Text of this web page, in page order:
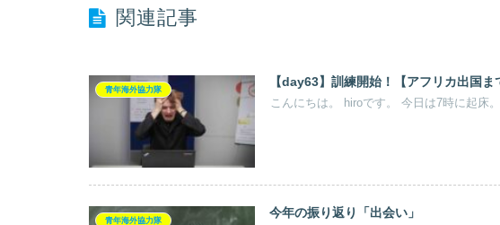
関連記事
青年海外協力隊
【day63】訓練開始！【アフリカ出国ま
こんにちは。 hiroです。 今日は7時に起床
青年海外協力隊
今年の振り返り「出会い」